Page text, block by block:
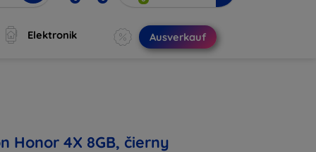
Elektronik Ausverkauf
Honor 4X 8GB, čierny